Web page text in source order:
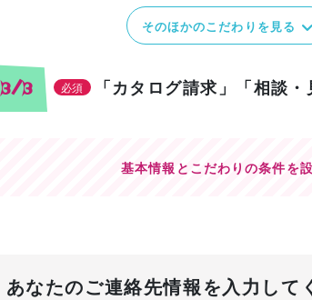
そのほかのこだわりを見る
3/3 必須 「カタログ請求」「相談
基本情報とこだわりの条件を
あなたのご連絡先情報を入力して